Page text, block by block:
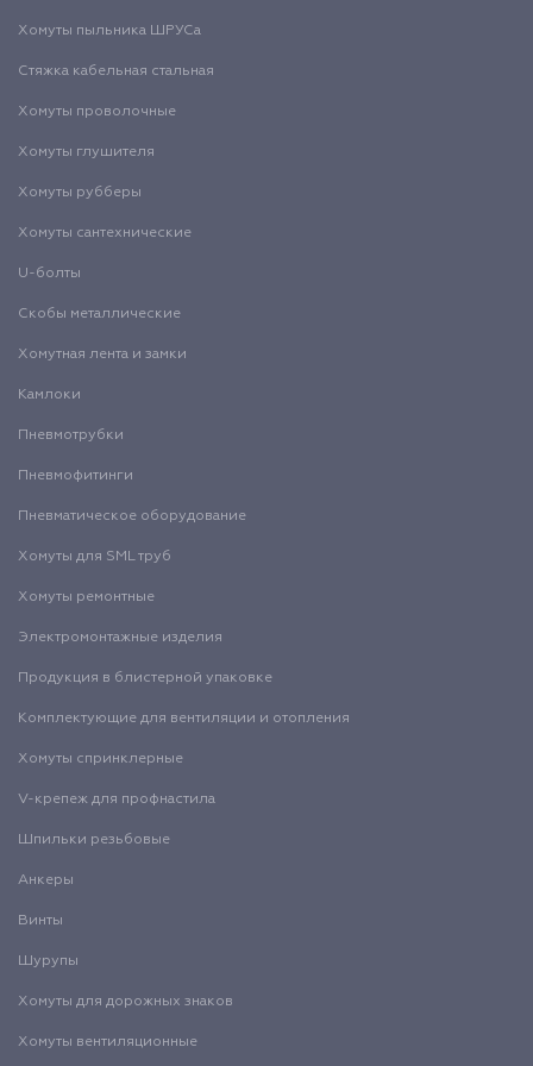
Хомуты пыльника ШРУСа
Стяжка кабельная стальная
Хомуты проволочные
Хомуты глушителя
Хомуты рубберы
Хомуты сантехнические
U-болты
Скобы металлические
Хомутная лента и замки
Камлоки
Пневмотрубки
Пневмофитинги
Пневматическое оборудование
Хомуты для SML труб
Хомуты ремонтные
Электромонтажные изделия
Продукция в блистерной упаковке
Комплектующие для вентиляции и отопления
Хомуты спринклерные
V-крепеж для профнастила
Шпильки резьбовые
Анкеры
Винты
Шурупы
Хомуты для дорожных знаков
Хомуты вентиляционные